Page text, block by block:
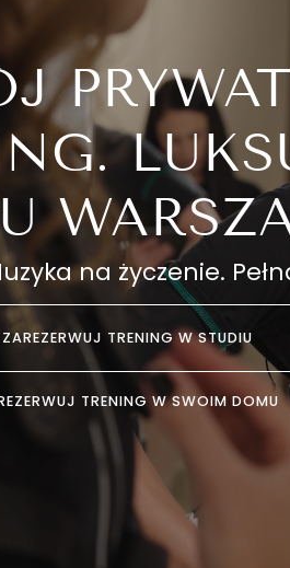
na życzenie.
ZAREZERWUJ TRENING W STUDIU
TRENING W SWOIM DOMU